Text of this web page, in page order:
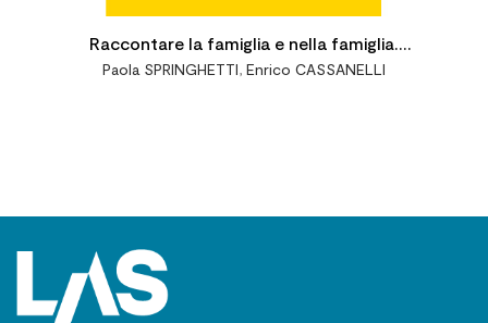
Raccontare la famiglia e nella famiglia.
Percorsi di comunicazione
Paola SPRINGHETTI, Enrico CASSANELLI